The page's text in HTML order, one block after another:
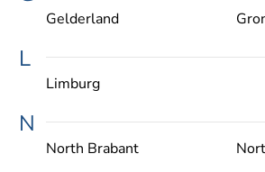
Gelderland
L
Limburg
N
North Brabant